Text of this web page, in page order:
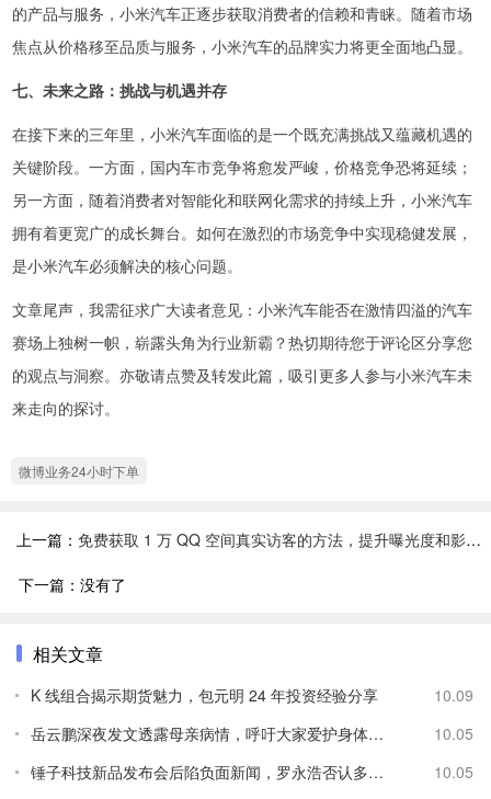
的产品与服务，小米汽车正逐步获取消费者的信赖和青睐。随着市场
焦点从价格移至品质与服务，小米汽车的品牌实力将更全面地凸显。
七、未来之路：挑战与机遇并存
在接下来的三年里，小米汽车面临的是一个既充满挑战又蕴藏机遇的
关键阶段。一方面，国内车市竞争将愈发严峻，价格竞争恐将延续；
另一方面，随着消费者对智能化和联网化需求的持续上升，小米汽车
拥有着更宽广的成长舞台。如何在激烈的市场竞争中实现稳健发展，
是小米汽车必须解决的核心问题。
文章尾声，我需征求广大读者意见：小米汽车能否在激情四溢的汽车
赛场上独树一帜，崭露头角为行业新霸？热切期待您于评论区分享您
的观点与洞察。亦敬请点赞及转发此篇，吸引更多人参与小米汽车未
来走向的探讨。
微博业务24小时下单
上一篇： 免费获取 1 万 QQ 空间真实访客的方法，提升曝光度和影响力
下一篇：没有了
相关文章
K 线组合揭示期货魅力，包元明 24 年投资经验分享
10.09
岳云鹏深夜发文透露母亲病情，呼吁大家爱护身体并希望医院给
10.05
锤子科技新品发布会后陷负面新闻，罗永浩否认多项传闻
10.05